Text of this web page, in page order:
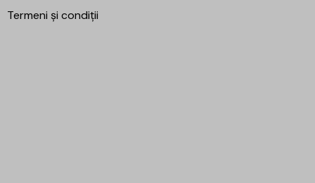
Termeni și condiții